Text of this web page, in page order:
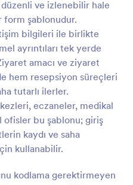
ve izlenebilir hale
form şablonudur.
bilgileri ile birlikte
ayrıntıları tek yerde
amacı ve ziyaret
hem resepsiyon süreçleri
tutarlı ilerler.
eczaneler, medikal
ofisler bu şablonu; giriş
kaydı ve saha
kullanabilir.
kodlama gerektirmeyen